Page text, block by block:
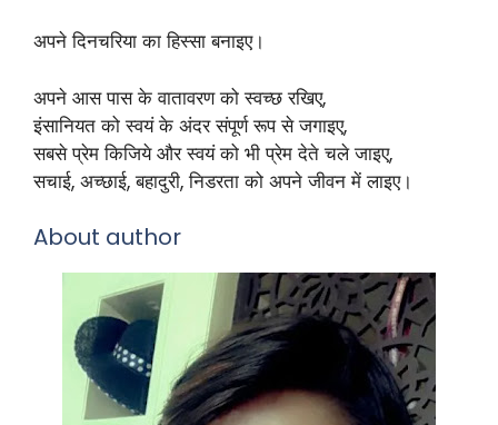
अपने दिनचरिया का हिस्सा बनाइए।
अपने आस पास के वातावरण को स्वच्छ रखिए,
इंसानियत को स्वयं के अंदर संपूर्ण रूप से जगाइए,
सबसे प्रेम किजिये और स्वयं को भी प्रेम देते चले जाइए,
सचाई, अच्छाई, बहादुरी, निडरता को अपने जीवन में लाइए।
About author